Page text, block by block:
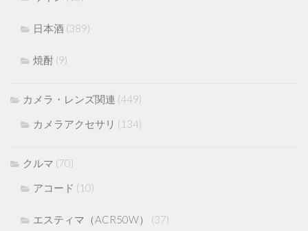
日本酒 (389)
焼酎 (9)
カメラ・レンズ関連 (449)
カメラアクセサリ (134)
クルマ (70)
アコード (10)
エスティマ（ACR50W） (37)